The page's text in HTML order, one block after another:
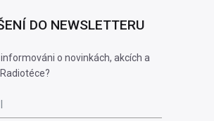
DO NEWSLETTERU
o novinkách, akcích a